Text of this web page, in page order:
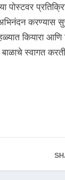
करण्यास
कियारा आणि
बाळाचे स्वागत